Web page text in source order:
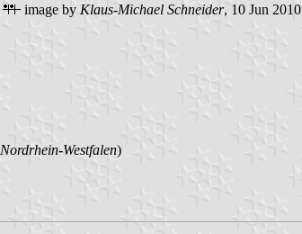
image by Klaus-Michael Schneider, 10 Jun 2010
Nordrhein-Westfalen)